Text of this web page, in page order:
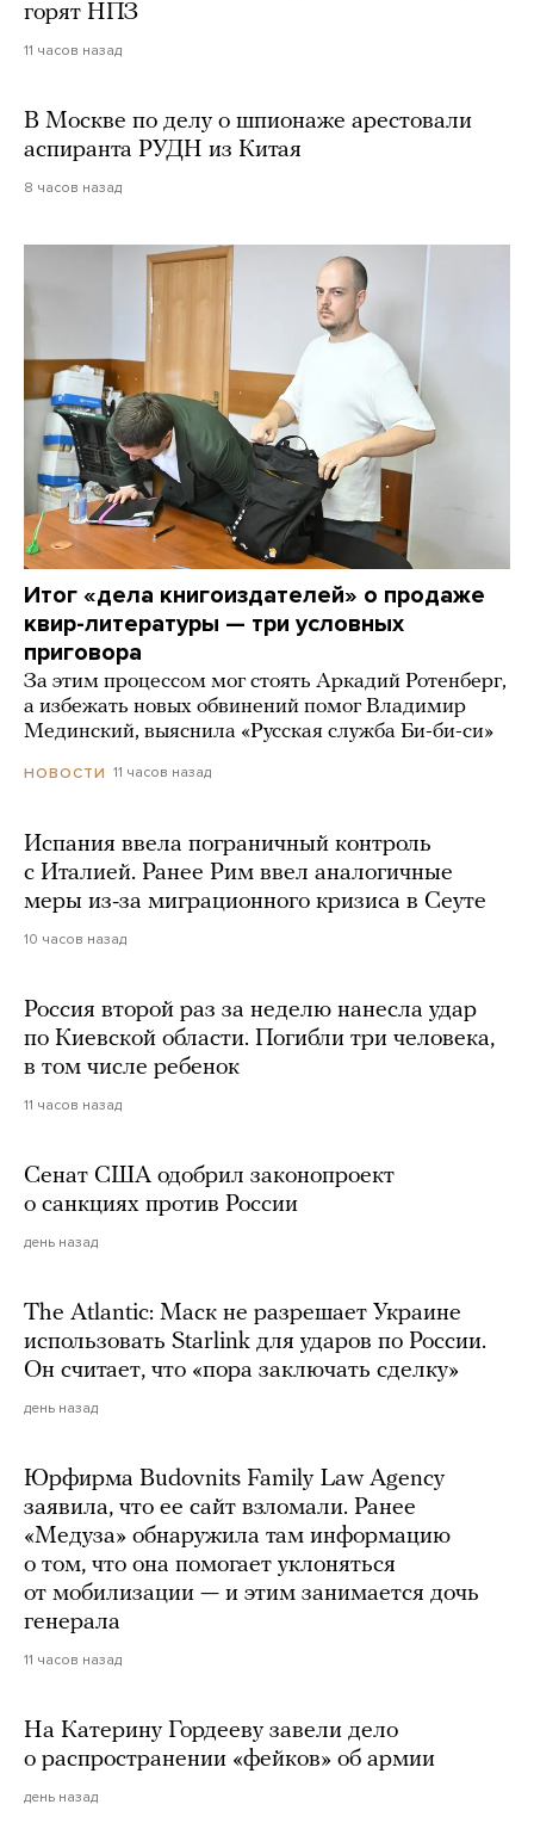
горят НПЗ
11 часов назад
В Москве по делу о шпионаже арестовали
аспиранта РУДН из Китая
8 часов назад
Итог «дела книгоиздателей» о продаже
квир-литературы — три условных
приговора
За этим процессом мог стоять Аркадий Ротенберг,
а избежать новых обвинений помог Владимир
Мединский, выяснила «Русская служба Би-би-си»
НОВОСТИ 11 часов назад
Испания ввела пограничный контроль
с Италией. Ранее Рим ввел аналогичные
меры из-за миграционного кризиса в Сеуте
10 часов назад
Россия второй раз за неделю нанесла удар
по Киевской области. Погибли три человека,
в том числе ребенок
11 часов назад
Сенат США одобрил законопроект
о санкциях против России
день назад
The Atlantic: Маск не разрешает Украине
использовать Starlink для ударов по России.
Он считает, что «пора заключать сделку»
день назад
Юрфирма Budovnits Family Law Agency
заявила, что ее сайт взломали. Ранее
«Медуза» обнаружила там информацию
о том, что она помогает уклоняться
от мобилизации — и этим занимается дочь
генерала
11 часов назад
На Катерину Гордееву завели дело
о распространении «фейков» об армии
день назад